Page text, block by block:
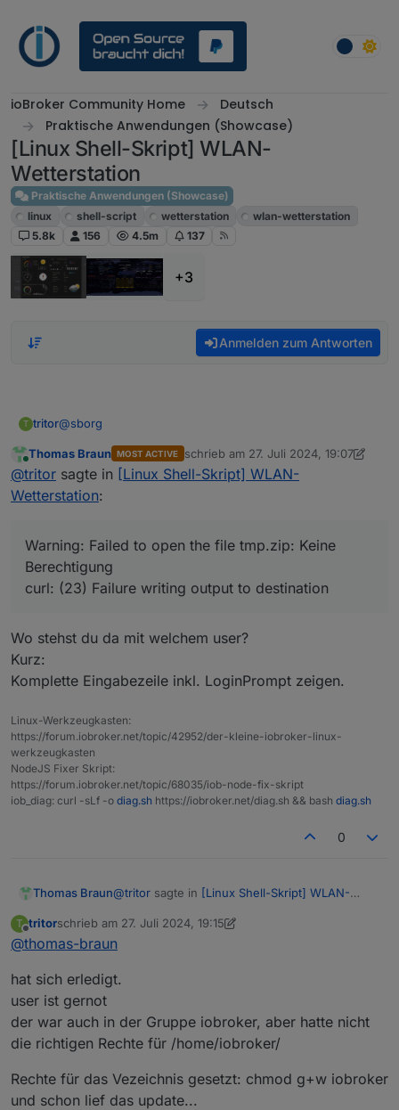
ioBroker Community Home
Deutsch
Praktische Anwendungen (Showcase)
[Linux Shell-Skript] WLAN-
Wetterstation
Praktische Anwendungen (Showcase)
linux
shell-script wetterstation
wlan-wetterstation
5.8k
156 4.5m 137
+3
Anmelden zum Antworten
T tritor@sborg
hab gerade das update ausführen wollen: es kommt ein
Fehler mit tmp.file
'bc' installiert: [✓]
'unzip' installiert: [✓]
'patch' installiert: [✓]
Zugriff auf 'Rest-API' im ioBroker: [✓]
Aktuelle Version (latest) auf GitHub: V3.4.0
Neu/Änderungen im Release:
~ Fix "Kommunikationsfehler" bei Gateways mit
~ Fix am ws_updater, Restart des Service wird
Führe Update aus...
% Total    % Received % Xferd  Average Speed
Dload  Upload
Warning: Failed to open the file tmp.zip: Keine
3 41690    3  1369    0     0   1802      0
curl: (23) Failure writing output to
unzip:  cannot find or open tmp.zip,
rm: das Entfernen von 'tmp.zip' ist nicht
Angemeldet natürlich als normaler user (nicht root).
Online
Thomas Braun MOST ACTIVE schrieb am 27. Juli 2024, 19:07
zuletzt editiert von Thomas Braun
@tritor sagte in [Linux Shell-Skript] WLAN-
Wetterstation:
Warning: Failed to open the file tmp.zip: Keine
Berechtigung
curl: (23) Failure writing output to destination
Wo stehst du da mit welchem user?
Kurz:
Komplette Eingabezeile inkl. LoginPrompt zeigen.
Linux-Werkzeugkasten:
https://forum.iobroker.net/topic/42952/der-kleine-iobroker-linux-
werkzeugkasten
NodeJS Fixer Skript:
https://forum.iobroker.net/topic/68035/iob-node-fix-skript
iob_diag: curl -sLf -o diag.sh https://iobroker.net/diag.sh && bash diag.sh
0
Thomas Braun@tritor sagte in [Linux Shell-Skript] WLAN-
Wo stehst du da mit welchem user?
Kurz:
zeigen.
T
Offline
tritorschrieb am 27. Juli 2024, 19:15
zuletzt editiert von tritor
@thomas-braun
hat sich erledigt.
user ist gernot
der war auch in der Gruppe iobroker, aber hatte nicht
die richtigen Rechte für /home/iobroker/
Rechte für das Vezeichnis gesetzt: chmod g+w iobroker
und schon lief das update...